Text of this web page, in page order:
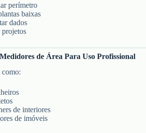
perímetro
baixas
dados
projetos
de Área Para Uso Profissional
como:
de interiores
de imóveis